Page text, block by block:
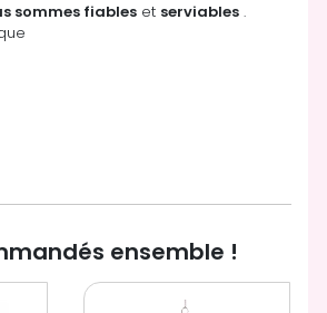
sommes fiables et serviables .
ensemble !